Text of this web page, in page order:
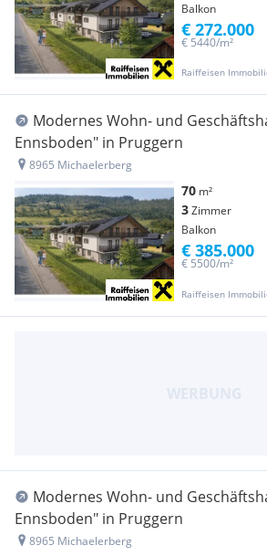
Balkon
Raiffeisen
€ 5440/m²
€ 272.000
Modernes Wohn- und
Ennsboden" in Pruggern
8965 Michaelerberg
70 m²
3Zimmer
Balkon
Raiffeisen
€ 5500/m²
€ 385.000
Modernes Wohn- und
Ennsboden" in Pruggern
8965 Michaelerberg